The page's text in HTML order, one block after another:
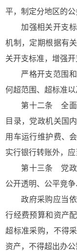
平，制定分地区的公
加强相关开支
机制，定期根据有
关开支标准，增强
严格开支范围
何超范围、超标准以
第十二条 全面
目录，党政机关国
用车运行维护费、
实行银行转账外，应
第十三条 党政
公开透明、公平竞争
政府采购应当
行经费预算和资产
超标准采购，不得
资产，不得超出办公